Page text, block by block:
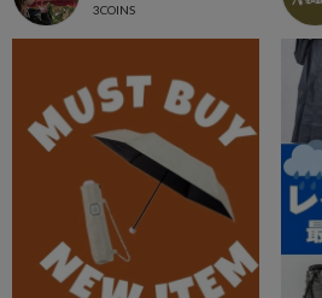
3COINS